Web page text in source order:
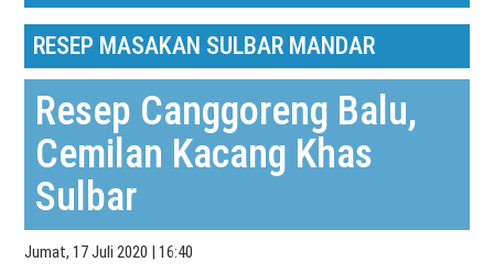
RESEP MASAKAN SULBAR MANDAR
Resep Canggoreng Balu,
Cemilan Kacang Khas
Sulbar
Jumat, 17 Juli 2020 | 16:40